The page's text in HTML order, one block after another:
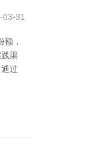
03-31
，
渠
过